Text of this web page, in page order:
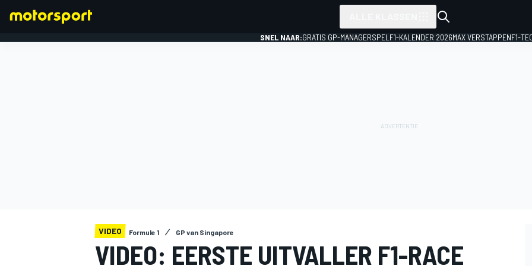
SNEL NAAR:GRATIS GP-MANAGERSPEL F1-KALENDER 2026MAX VERSTAPPENF1-
VIDEO Formule 1 GP van Singapore
VIDEO: EERSTE UITVALLER F1-RACE